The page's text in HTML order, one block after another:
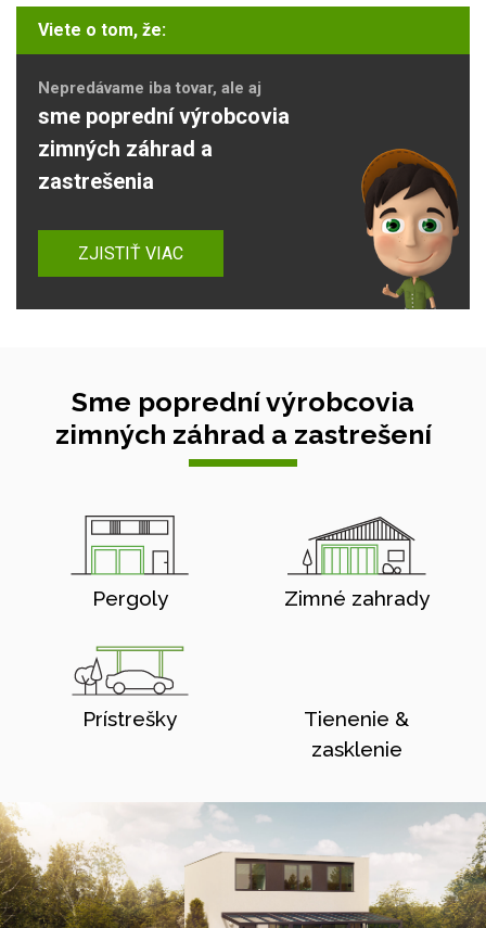
Viete o tom, že:
Nepredávame iba tovar, ale aj
sme poprední výrobcovia
zimných záhrad a
zastrešenia
ZJISTIŤ VIAC
Sme poprední výrobcovia
zimných záhrad a zastrešení
Pergoly Zimné zahrady
Prístrešky
Tienenie &
zasklenie